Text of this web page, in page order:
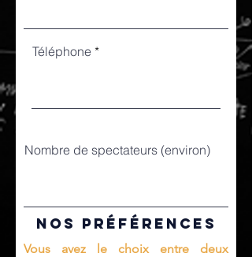
Téléphone
Nombre de spectateurs (environ)
nos préférences
Vous avez le choix entre deux